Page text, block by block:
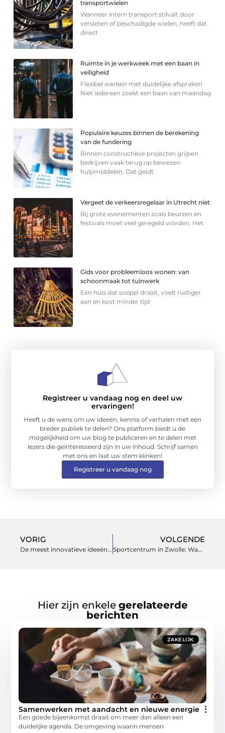
transportwielen
Wanneer intern transport stilvalt door
versleten of beschadigde wielen, heeft dat
direct
Ruimte in je werkweek met een baan in
veiligheid
Flexibel werken met duidelijke afspraken
Niet iedereen zoekt een baan van maandag
Populaire keuzes binnen de berekening
van de fundering
Binnen constructieve projecten grijpen
bedrijven vaak terug op bewezen
hulpmiddelen. Dat geldt
Vergeet de verkeersregelaar in Utrecht niet
Bij grote evenementen zoals beurzen en
festivals moet veel geregeld worden. Het
Gids voor probleemloos wonen: van
schoonmaak tot tuinwerk
Een huis dat soepel draait, voelt rustiger
aan en kost minder tijd
Registreer u vandaag nog en deel uw
ervaringen!
Heeft u de wens om uw ideeën, kennis of verhalen met een
breder publiek te delen? Ons platform biedt u de
mogelijkheid om uw blog te publiceren en te delen met
lezers die geïnteresseerd zijn in uw inhoud. Schrijf samen
met ons en laat uw stem klinken!
Registreer u vandaag nog
VORIG
De meest innovatieve ideeën in de wereld van sport en beweging
VOLGENDE
Sportcentrum in Zwolle: Waar op te Letten?
Hier zijn enkele gerelateerde
berichten
ZAKELIJK
Samenwerken met aandacht en nieuwe energie
Een goede bijeenkomst draait om meer dan alleen een
duidelijke agenda. De omgeving waarin mensen